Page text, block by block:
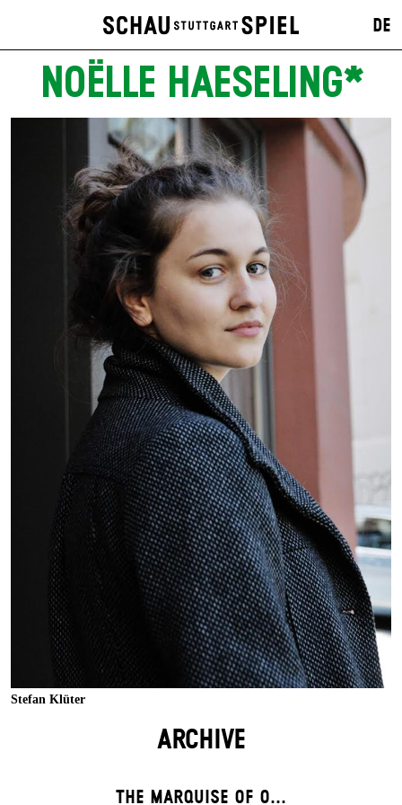
DE
NOËLLE HAESELING*
Stefan Klüter
ARCHIVE
THE MARQUISE OF O...